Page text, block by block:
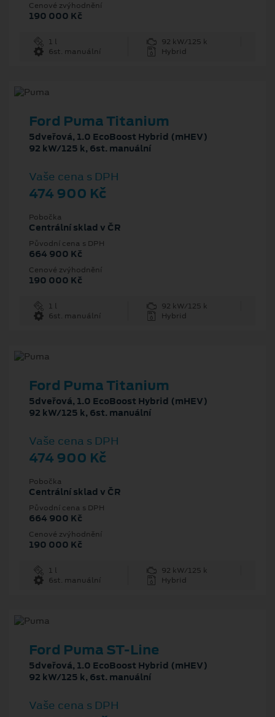
Cenové zvýhodnění
190 000 Kč
1 l
92 kW/125 k
6st. manuální
Hybrid
Ford Puma Titanium
5dveřová, 1.0 EcoBoost Hybrid (mHEV)
92 kW/125 k, 6st. manuální
Vaše cena s DPH
474 900 Kč
Pobočka
Centrální sklad v ČR
Původní cena s DPH
664 900 Kč
Cenové zvýhodnění
190 000 Kč
1 l
92 kW/125 k
6st. manuální
Hybrid
Ford Puma Titanium
5dveřová, 1.0 EcoBoost Hybrid (mHEV)
92 kW/125 k, 6st. manuální
Vaše cena s DPH
474 900 Kč
Pobočka
Centrální sklad v ČR
Původní cena s DPH
664 900 Kč
Cenové zvýhodnění
190 000 Kč
1 l
92 kW/125 k
6st. manuální
Hybrid
Ford Puma ST-Line
5dveřová, 1.0 EcoBoost Hybrid (mHEV)
92 kW/125 k, 6st. manuální
Vaše cena s DPH